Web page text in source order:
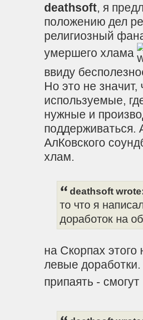
deathsoft, я
положению дел
религиозный
умершего хлама
ввиду
Но это не
используемые,
нужные и
поддерживаться.
АлКовского
хлам.
deathsoft
то что я
доработок на
на Скорпах
левые доработки.
припаять -